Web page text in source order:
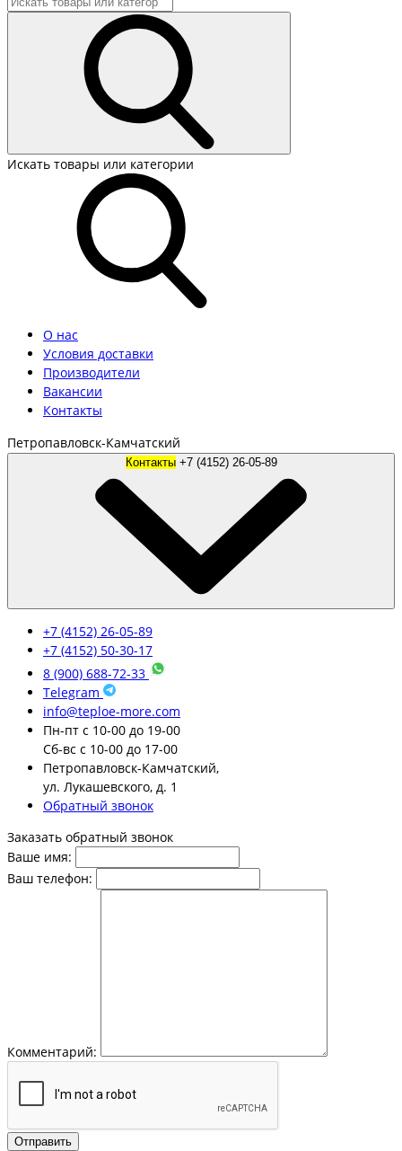
Искать товары или категории
О нас
Условия доставки
Производители
Вакансии
Контакты
Петропавловск-Камчатский
Контакты +7 (4152) 26-05-89
+7 (4152) 26-05-89
+7 (4152) 50-30-17
8 (900) 688-72-33
Telegram
info@teploe-more.com
Пн-пт с 10-00 до 19-00
Сб-вс с 10-00 до 17-00
Петропавловск-Камчатский,
ул. Лукашевского, д. 1
Обратный звонок
Заказать обратный звонок
Ваше имя:
Ваш телефон:
Комментарий:
Отправить